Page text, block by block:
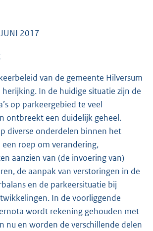
2017
van de gemeente Hilversum
herijking. In de huidige situatie zijn de
op parkeergebied te veel
ontbreekt een duidelijk geheel.
diverse onderdelen binnen het
roep om verandering,
aanzien van (de invoering van)
de aanpak van verstoringen in de
en de parkeersituatie bij
In de voorliggende
wordt rekening gehouden met
nu en worden de verschillende delen